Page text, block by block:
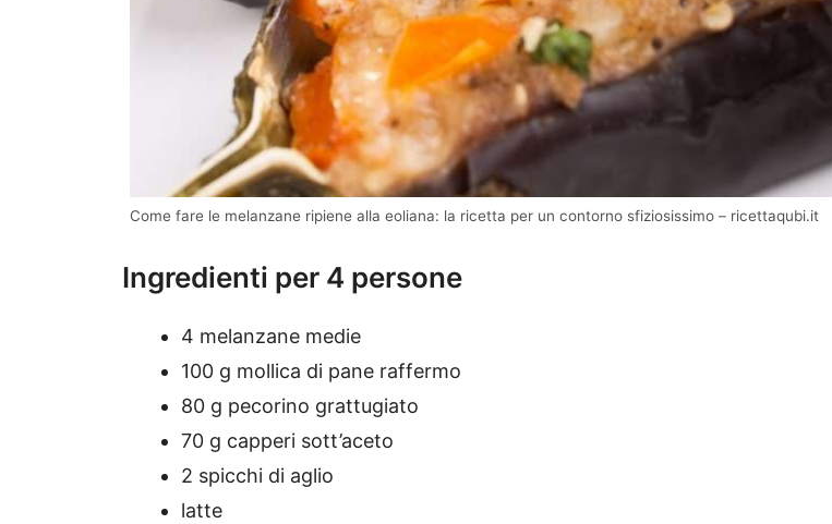
Come fare le melanzane ripiene alla eoliana: la ricetta per un contorno sfiziosissimo – ricettaqubi.it
Ingredienti per 4 persone
4 melanzane medie
100 g mollica di pane raffermo
80 g pecorino grattugiato
70 g capperi sott’aceto
2 spicchi di aglio
latte